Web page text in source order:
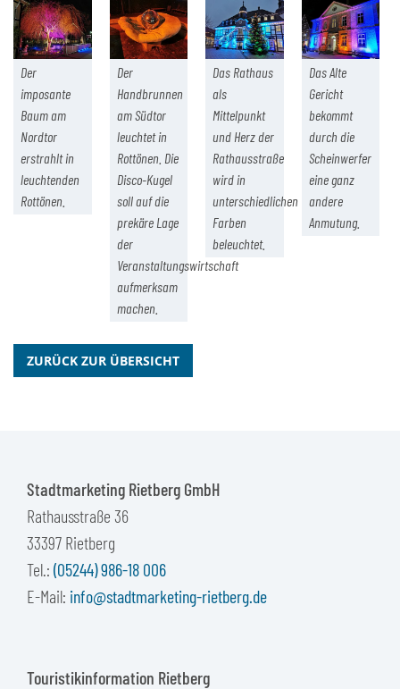
Der
imposante
Baum am
Nordtor
erstrahlt in
leuchtenden
Rottönen.
Der
Handbrunnen
am Südtor
leuchtet in
Rottönen. Die
Disco-Kugel
soll auf die
prekäre Lage
der
Veranstaltungswirtschaft
aufmerksam
machen.
Das Rathaus
als
Mittelpunkt
und Herz der
Rathausstraße
wird in
unterschiedlichen
Farben
beleuchtet.
Das Alte
Gericht
bekommt
durch die
Scheinwerfer
eine ganz
andere
Anmutung.
ZURÜCK ZUR ÜBERSICHT
Stadtmarketing Rietberg GmbH
Rathausstraße 36
33397 Rietberg
Tel.: (05244) 986-18 006
E-Mail: info@stadtmarketing-rietberg.de
Touristikinformation Rietberg